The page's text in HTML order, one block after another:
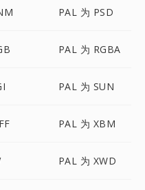
PAL 为 PSD
PAL 为 RGBA
PAL 为 SUN
PAL 为 XBM
PAL 为 XWD